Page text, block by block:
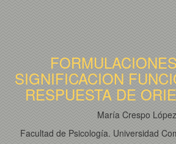
SIGNIFICACION
RESPUESTA DE
María Crespo López
Facultad de Psicología. Universidad